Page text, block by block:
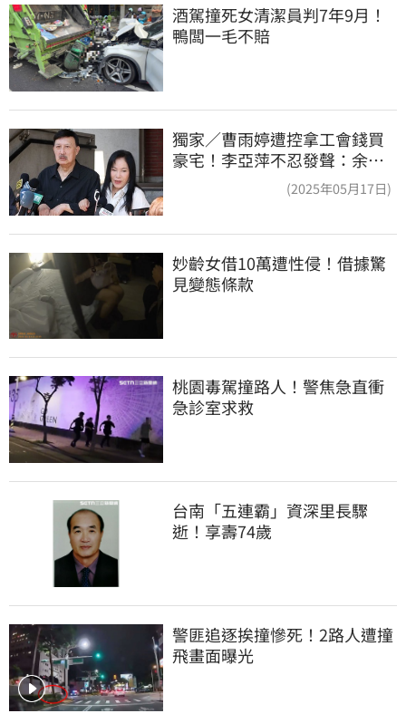
酒駕撞死女清潔員判7年9月！
鴨闆一毛不賠
獨家／曹雨婷遭控拿工會錢買
豪宅！李亞萍不忍發聲：余天
(2025年05月17日)
妙齡女借10萬遭性侵！借據驚
見變態條款
桃園毒駕撞路人！警焦急直衝
急診室求救
台南「五連霸」資深里長驟
逝！享壽74歲
警匪追逐挨撞慘死！2路人遭撞
飛畫面曝光